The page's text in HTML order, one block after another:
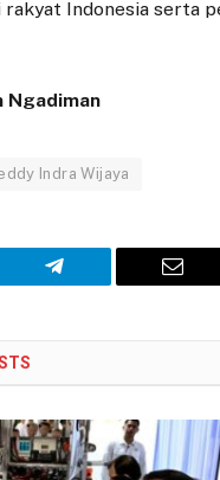
Indonesia serta
Ngadiman
Indra Wijaya
Telegram